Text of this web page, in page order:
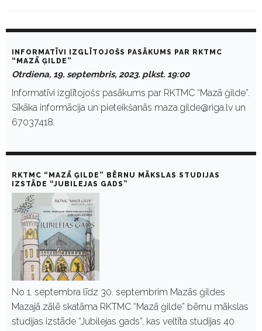
e
p
e
r
9
INFORMATĪVI IZGLĪTOJOŠS PASĀKUMS PAR RKTMC
“MAZĀ ĢILDE”
Otrdiena, 19. septembris, 2023. plkst. 19:00
Informatīvi izglītojošs pasākums par RKTMC “Mazā ģilde”.
Sīkāka informācija un pieteikšanās maza.gilde@riga.lv un
67037418.
RKTMC “MAZĀ ĢILDE” BĒRNU MĀKSLAS STUDIJAS
IZSTĀDE “JUBILEJAS GADS”
No 1. septembra līdz 30. septembrim Mazās ģildes
Mazajā zālē skatāma RKTMC “Mazā ģilde” bērnu mākslas
studijas izstāde “Jubilejas gads”, kas veltīta studijas 40